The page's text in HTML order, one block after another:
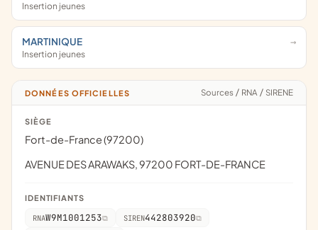
Insertion jeunes
MARTINIQUE
Insertion jeunes
DONNÉES OFFICIELLES Sources / RNA / SIRENE
SIÈGE
Fort-de-France (97200)
AVENUE DES ARAWAKS, 97200 FORT-DE-FRANCE
IDENTIFIANTS
RNAW9M1001253 SIREN442803920